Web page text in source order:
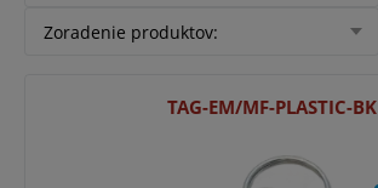
Zoradenie produktov:
TAG-EM/MF-PLASTIC-BK